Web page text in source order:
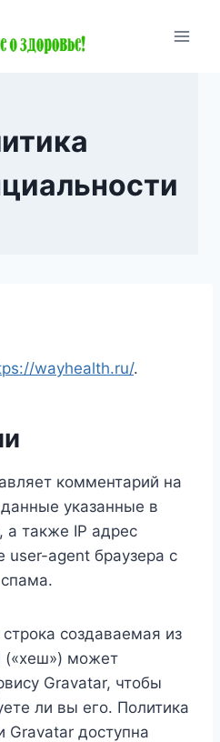
wayhealth.ru/.
комментарий на
указанные в
также IP адрес
user-agent браузера с
создаваемая из
(«хеш») может
Gravatar, чтобы
ли вы его. Политика
Gravatar доступна